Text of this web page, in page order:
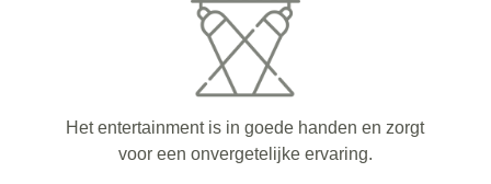
Het entertainment is in goede handen en zorgt
voor een onvergetelijke ervaring.